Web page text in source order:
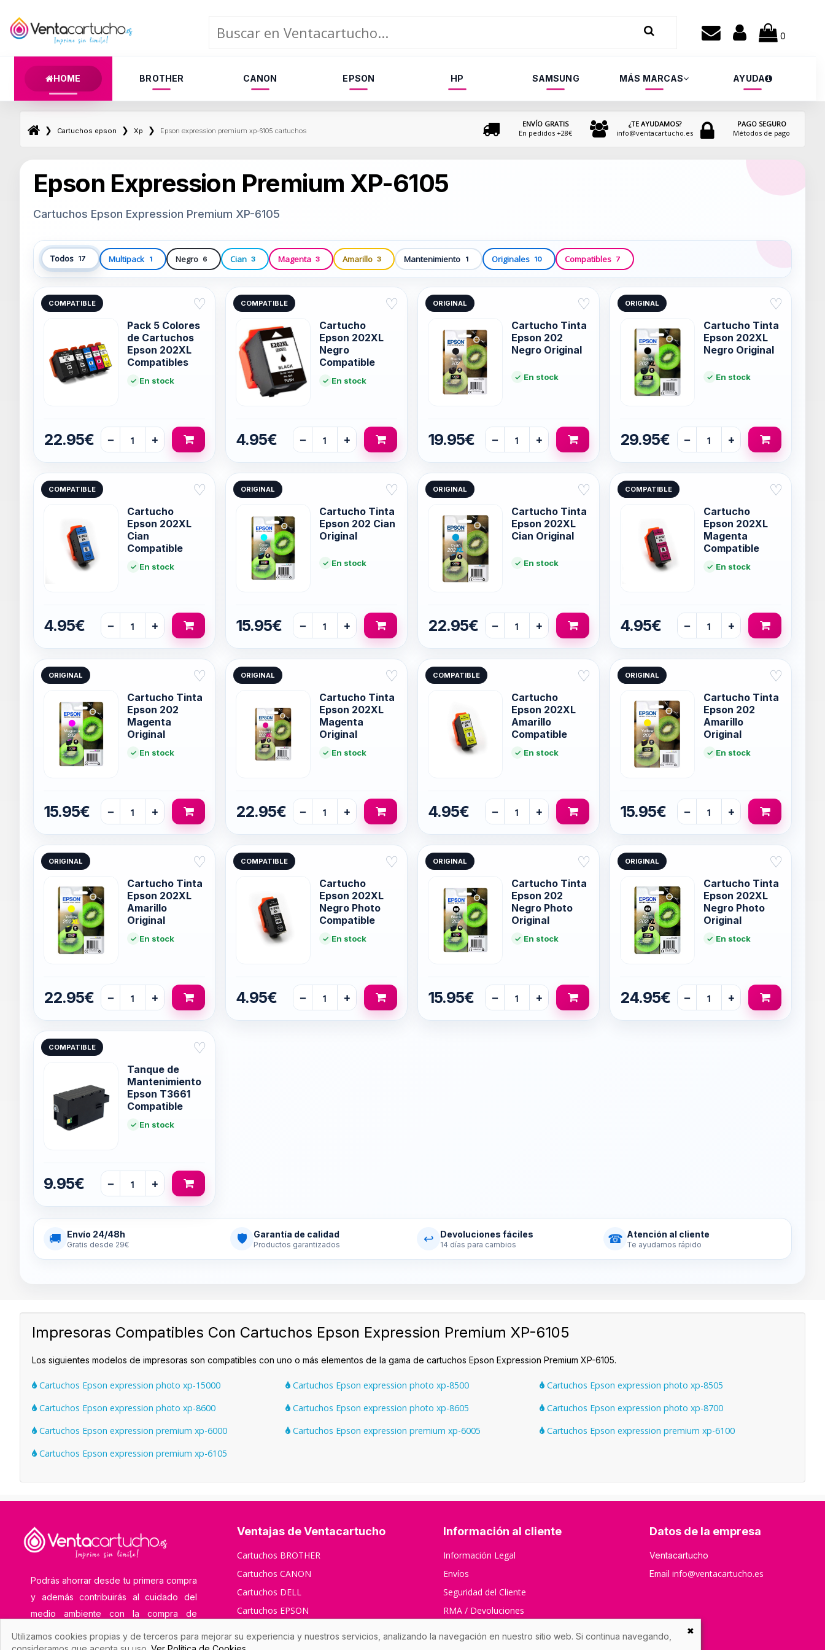
0
HOME BROTHER CANON EPSON HP SAMSUNG MÁS MARCAS AYUDA
❯ Cartuchos epson ❯ Xp ❯ Epson expression premium xp-6105 cartuchos
ENVÍO GRATIS
En pedidos +28€
¿TE AYUDAMOS?
info@ventacartucho.es
PAGO SEGURO
Métodos de pago
Epson Expression Premium XP-6105
Cartuchos Epson Expression Premium XP-6105
Todos 17 Multipack 1 Negro 6 Cian 3 Magenta 3 Amarillo 3 Mantenimiento 1 Originales 10 Compatibles 7
COMPATIBLE ♡
Pack 5 Colores
de Cartuchos
Epson 202XL
Compatibles
En stock
22.95€ − +
COMPATIBLE ♡
Cartucho
Epson 202XL
Negro
Compatible
En stock
4.95€ − +
ORIGINAL ♡
Cartucho Tinta
Epson 202
Negro Original
En stock
19.95€ − +
ORIGINAL ♡
Cartucho Tinta
Epson 202XL
Negro Original
En stock
29.95€ − +
COMPATIBLE ♡
Cartucho
Epson 202XL
Cian
Compatible
En stock
4.95€ − +
ORIGINAL ♡
Cartucho Tinta
Epson 202 Cian
Original
En stock
15.95€ − +
ORIGINAL ♡
Cartucho Tinta
Epson 202XL
Cian Original
En stock
22.95€ − +
COMPATIBLE ♡
Cartucho
Epson 202XL
Magenta
Compatible
En stock
4.95€ − +
ORIGINAL ♡
Cartucho Tinta
Epson 202
Magenta
Original
En stock
15.95€ − +
ORIGINAL ♡
Cartucho Tinta
Epson 202XL
Magenta
Original
En stock
22.95€ − +
COMPATIBLE ♡
Cartucho
Epson 202XL
Amarillo
Compatible
En stock
4.95€ − +
ORIGINAL ♡
Cartucho Tinta
Epson 202
Amarillo
Original
En stock
15.95€ − +
ORIGINAL ♡
Cartucho Tinta
Epson 202XL
Amarillo
Original
En stock
22.95€ − +
COMPATIBLE ♡
Cartucho
Epson 202XL
Negro Photo
Compatible
En stock
4.95€ − +
ORIGINAL ♡
Cartucho Tinta
Epson 202
Negro Photo
Original
En stock
15.95€ − +
ORIGINAL ♡
Cartucho Tinta
Epson 202XL
Negro Photo
Original
En stock
24.95€ − +
COMPATIBLE ♡
Tanque de
Mantenimiento
Epson T3661
Compatible
En stock
9.95€ − +
🚚 Envío 24/48h
Gratis desde 29€ 🛡 Garantía de calidad
Productos garantizados ↩ Devoluciones fáciles
14 días para cambios ☎ Atención al cliente
Te ayudamos rápido
Impresoras Compatibles Con Cartuchos Epson Expression Premium XP-6105
Los siguientes modelos de impresoras son compatibles con uno o más elementos de la gama de cartuchos Epson Expression Premium XP-6105.
Cartuchos Epson expression photo xp-15000 Cartuchos Epson expression photo xp-8500
Cartuchos Epson expression photo xp-8505
Cartuchos Epson expression photo xp-8600
Cartuchos Epson expression photo xp-8605
Cartuchos Epson expression photo xp-8700
Cartuchos Epson expression premium xp-6000
Cartuchos Epson expression premium xp-6005
Cartuchos Epson expression premium xp-6100
Cartuchos Epson expression premium xp-6105
Podrás ahorrar desde tu primera compra
y además contribuirás al cuidado del
medio ambiente con la compra de
remanufacturados.
Ventajas de Ventacartucho
Cartuchos BROTHER
Cartuchos CANON
Cartuchos DELL
Cartuchos EPSON
Cartuchos XEROX
Información al cliente
Información Legal
Envíos
Seguridad del Cliente
RMA / Devoluciones
Datos de la empresa
Ventacartucho
Email info@ventacartucho.es
✖
Utilizamos cookies propias y de terceros para mejorar su experiencia y nuestros servicios, analizando la navegación en nuestro sitio web. Si continua navegando,